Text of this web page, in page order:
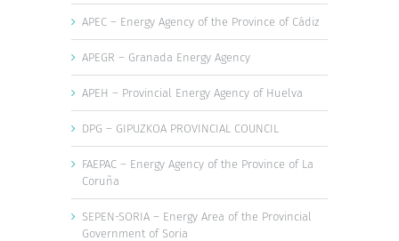
APEC – Energy Agency of the Province of Cádiz
APEGR – Granada Energy Agency
APEH – Provincial Energy Agency of Huelva
DPG – GIPUZKOA PROVINCIAL COUNCIL
FAEPAC – Energy Agency of the Province of La
Coruña
SEPEN-SORIA – Energy Area of the Provincial
Government of Soria